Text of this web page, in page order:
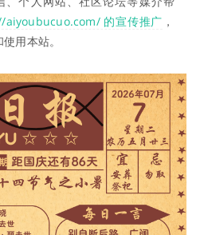
aiyoubucuo.com/ 的宣传推广 ，
用本站。